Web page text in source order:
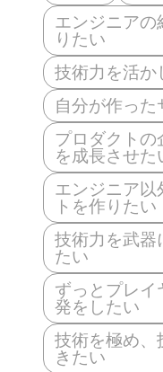
エンジニアの
りたい
技術力を活か
自分が作っ
プロダクトの
を成長させた
エンジニア以
トを作りたい
技術力を武器
たい
ずっとプレイ
発をしたい
技術を極め、
きたい